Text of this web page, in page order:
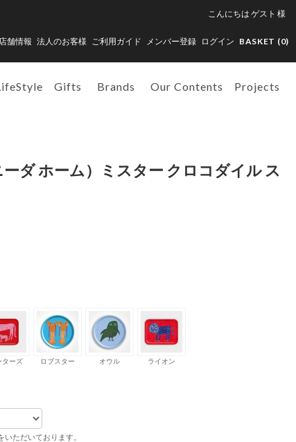
こんにちは ゲスト 様
店舗情報 法人のお客様 ご利用ガイド メンバー登録 ログイン BASKET (0)
Gifts Brands Our Contents Projects
ダ ホーム）ミスター クロコダイル ス
ターズ ロブスター オウル ライオン
ただいております。